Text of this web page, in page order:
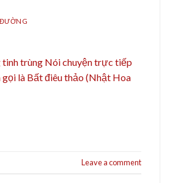
ĐƯỜNG
trùng Nói chuyện trực tiếp
gọi là Bất điêu thảo (Nhật Hoa
Leave a comment